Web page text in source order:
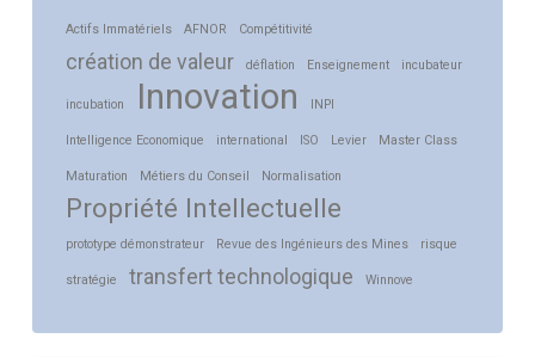
Actifs Immatériels AFNOR Compétitivité
création de valeur déflation Enseignement incubateur
incubation Innovation INPI
Intelligence Economique international ISO Levier Master Class
Maturation Métiers du Conseil Normalisation
Propriété Intellectuelle
prototype démonstrateur Revue des Ingénieurs des Mines risque
stratégie transfert technologique Winnove